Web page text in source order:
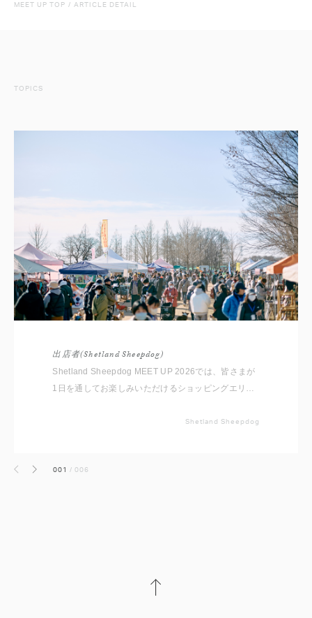
MEET UP TOP / ARTICLE DETAIL
TOPICS
出店者(Shetland Sheepdog)
Shetland Sheepdog MEET UP 2026では、皆さまが
1日を通してお楽しみいただけるショッピングエリア
出店者をご紹介いたしますので事前にチェックしてく
Shetland Sheepdog
前へ 次へ 001 /006